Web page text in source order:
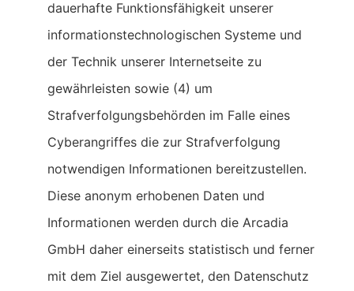
dauerhafte Funktionsfähigkeit unserer
informationstechnologischen Systeme und
der Technik unserer Internetseite zu
gewährleisten sowie (4) um
Strafverfolgungsbehörden im Falle eines
Cyberangriffes die zur Strafverfolgung
notwendigen Informationen bereitzustellen.
Diese anonym erhobenen Daten und
Informationen werden durch die Arcadia
GmbH daher einerseits statistisch und ferner
mit dem Ziel ausgewertet, den Datenschutz